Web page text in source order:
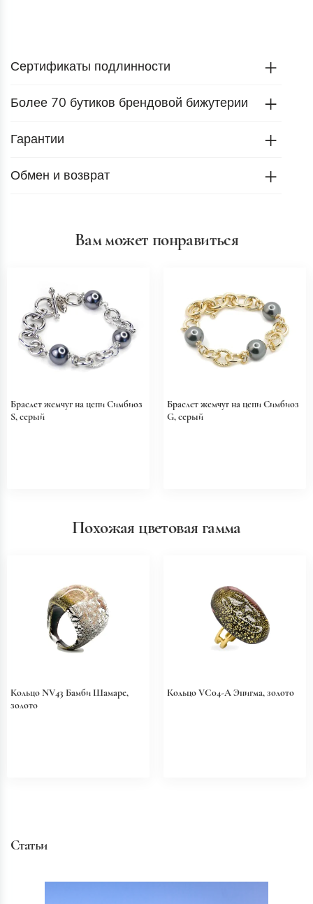
Сертификаты подлинности
Более 70 бутиков брендовой бижутерии
Гарантии
Обмен и возврат
Вам может понравиться
Браслет жемчуг на цепи Симбиоз
S, серый
Браслет жемчуг на цепи Симбиоз
G, серый
Похожая цветовая гамма
Кольцо NV43 Бамби Шамаре,
золото
Кольцо VC04-A Энигма, золото
Статьи